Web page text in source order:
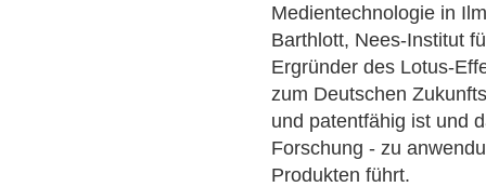
Medientechnologie in
Barthlott, Nees-Institut
Ergründer des Lotus-
zum Deutschen
und patentfähig ist und
Forschung - zu
Produkten führt.